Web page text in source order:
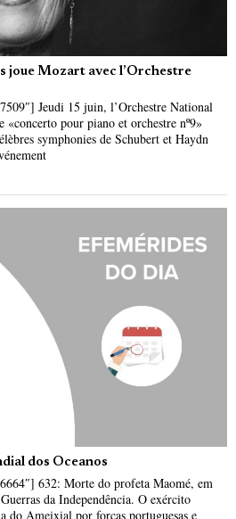
joue Mozart avec l’Orchestre
Jeudi 15 juin, l’Orchestre National
«concerto pour piano et orchestre nº9»
symphonies de Schubert et Haydn
dos Oceanos
632: Morte do profeta Maomé, em
da Independência. O exército
do Ameixial por forças portuguesas e